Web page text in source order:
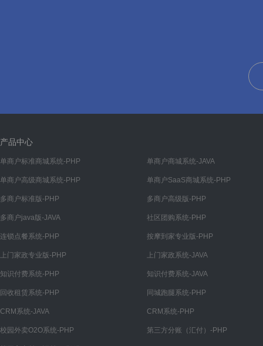
👨‍🔬 常见问题
常见问题汇总
产品中心
单商户标准商城系统-PHP 单商户商城系统-JAVA
单商户高级商城系统-PHP 单商户SaaS商城系统-PHP
多商户标准版-PHP 多商户高级版-PHP
多商户java版-JAVA 社区团购系统-PHP
连锁点餐系统-PHP 按摩到家专业版-PHP
上门家政专业版-PHP 上门家政系统-JAVA
知识付费系统-PHP 知识付费系统-JAVA
回收租赁系统-PHP 同城跑腿系统-PHP
CRM系统-JAVA CRM系统-PHP
校园外卖O2O系统-PHP 第三方分账（汇付）-PHP